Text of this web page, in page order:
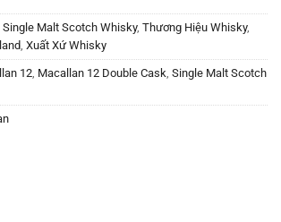
Single Malt Scotch Whisky, Thương Hiệu Whisky,
Xuất Xứ Whisky
12 Macallan 12 Double Cask Single Malt Scotch